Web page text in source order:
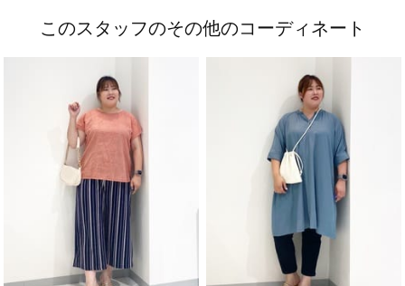
このスタッフのその他のコーディネート